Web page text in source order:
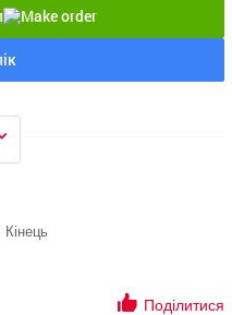
Кінець
Поділитися